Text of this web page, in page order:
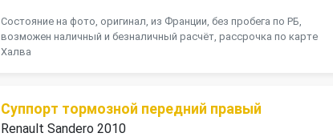
Состояние на фото, оригинал, из Франции, без пробега по РБ,
возможен наличный и безналичный расчёт, рассрочка по карте
Халва
Суппорт тормозной передний правый
Renault Sandero 2010